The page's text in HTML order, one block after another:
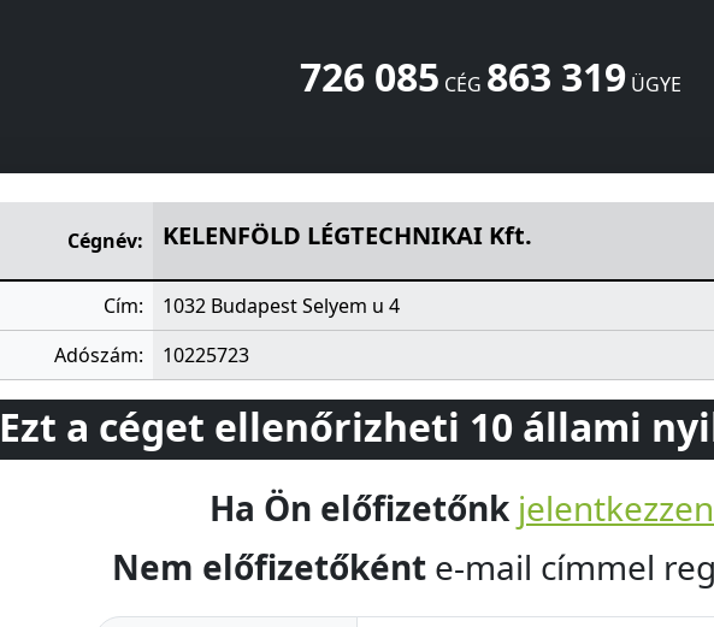
726 085 CÉG 863 319ÜGYE
Cégnév:
KELENFÖLD LÉGTECHNIKAI Kft.
Cím:
1032 Budapest Selyem u 4
Adószám:
10225723
Ezt a céget ellenőrizheti 10 állami
Ha Ön előfizetőnk
Nem előfizetőként e-mail címmel